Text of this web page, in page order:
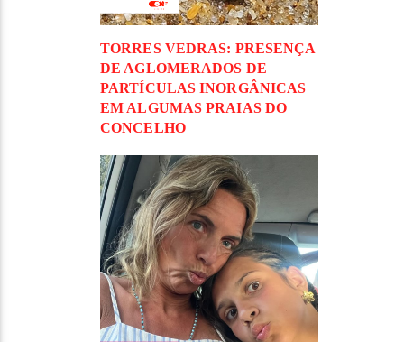
TORRES VEDRAS: PRESENÇA
DE AGLOMERADOS DE
PARTÍCULAS INORGÂNICAS
EM ALGUMAS PRAIAS DO
CONCELHO